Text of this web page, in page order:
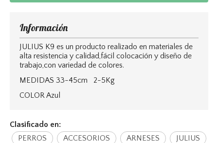
Información
JULIUS K9 es un producto realizado en materiales de
alta resistencia y calidad,fácil colocación y diseño de
trabajo,con variedad de colores.
MEDIDAS 33-45cm 2-5Kg
COLOR Azul
Clasificado en:
PERROS
ACCESORIOS ARNESES JULIUS